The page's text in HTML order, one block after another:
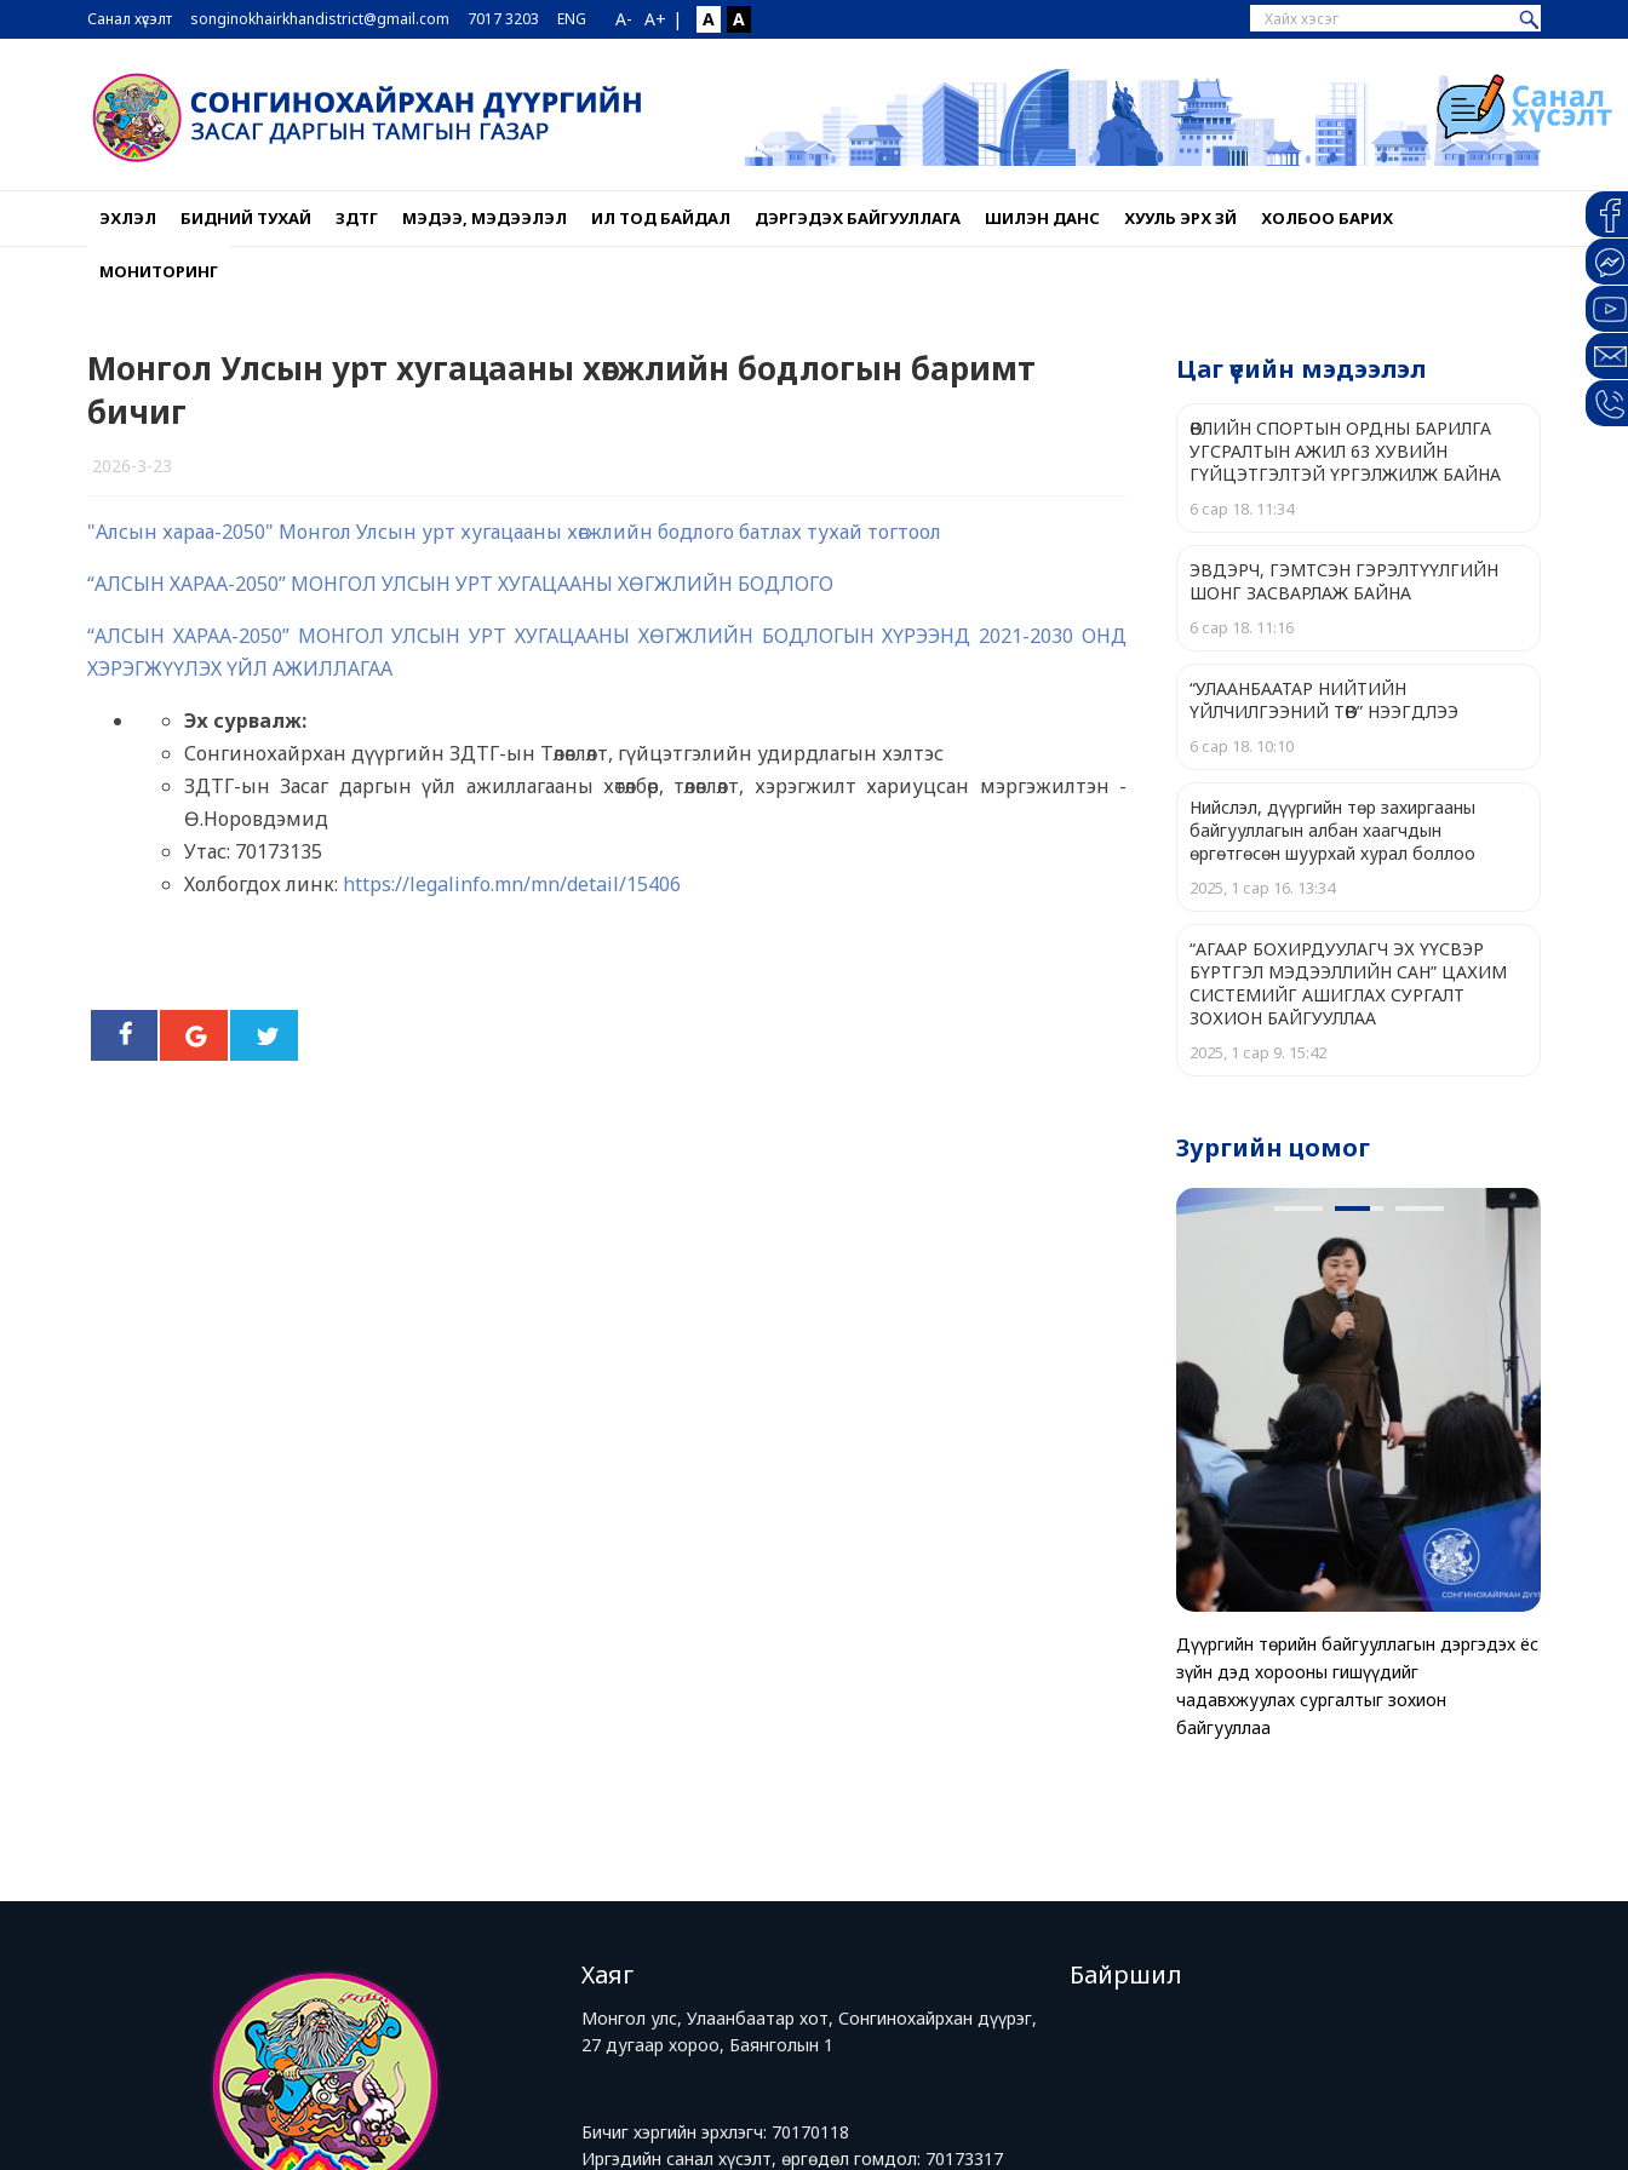
Санал хүсэлт songinokhairkhandistrict@gmail.com 7017 3203 ENG A- A+ | A A
ЭХЛЭЛ БИДНИЙ ТУХАЙ ЗДТГ МЭДЭЭ, МЭДЭЭЛЭЛ ИЛ ТОД БАЙДАЛ ДЭРГЭДЭХ БАЙГУУЛЛАГА ШИЛЭН ДАНС ХУУЛЬ ЭРХ ЗҮЙ ХОЛБОО БАРИХ
МОНИТОРИНГ
Монгол Улсын урт хугацааны хөгжлийн бодлогын баримт
бичиг
2026-3-23
"Алсын хараа-2050" Монгол Улсын урт хугацааны хөгжлийн бодлого батлах тухай тогтоол
“АЛСЫН ХАРАА-2050” МОНГОЛ УЛСЫН УРТ ХУГАЦААНЫ ХӨГЖЛИЙН БОДЛОГО
“АЛСЫН ХАРАА-2050” МОНГОЛ УЛСЫН УРТ ХУГАЦААНЫ ХӨГЖЛИЙН БОДЛОГЫН ХҮРЭЭНД 2021-2030 ОНД
ХЭРЭГЖҮҮЛЭХ ҮЙЛ АЖИЛЛАГАА
Эх сурвалж:
Сонгинохайрхан дүүргийн ЗДТГ-ын Төлөвлөлт, гүйцэтгэлийн удирдлагын хэлтэс
ЗДТГ-ын Засаг даргын үйл ажиллагааны хөтөлбөр, төлөвлөлт, хэрэгжилт хариуцсан мэргэжилтэн -
Ө.Норовдэмид
Утас: 70173135
Холбогдох линк: https://legalinfo.mn/mn/detail/15406
Цаг үеийн мэдээлэл
ӨВЛИЙН СПОРТЫН ОРДНЫ БАРИЛГА
УГСРАЛТЫН АЖИЛ 63 ХУВИЙН
ГҮЙЦЭТГЭЛТЭЙ ҮРГЭЛЖИЛЖ БАЙНА
6 сар 18. 11:34
ЭВДЭРЧ, ГЭМТСЭН ГЭРЭЛТҮҮЛГИЙН
ШОНГ ЗАСВАРЛАЖ БАЙНА
6 сар 18. 11:16
“УЛААНБААТАР НИЙТИЙН
ҮЙЛЧИЛГЭЭНИЙ ТӨВ” НЭЭГДЛЭЭ
6 сар 18. 10:10
Нийслэл, дүүргийн төр захиргааны
байгууллагын албан хаагчдын
өргөтгөсөн шуурхай хурал боллоо
2025, 1 сар 16. 13:34
“АГААР БОХИРДУУЛАГЧ ЭХ ҮҮСВЭР
БҮРТГЭЛ МЭДЭЭЛЛИЙН САН” ЦАХИМ
СИСТЕМИЙГ АШИГЛАХ СУРГАЛТ
ЗОХИОН БАЙГУУЛЛАА
2025, 1 сар 9. 15:42
Зургийн цомог
Дүүргийн төрийн байгууллагын дэргэдэх ёс
зүйн дэд хорооны гишүүдийг
чадавхжуулах сургалтыг зохион
байгууллаа
Хаяг
Монгол улс, Улаанбаатар хот, Сонгинохайрхан дүүрэг,
27 дугаар хороо, Баянголын 1
Бичиг хэргийн эрхлэгч: 70170118
Иргэдийн санал хүсэлт, өргөдөл гомдол: 70173317
Байршил